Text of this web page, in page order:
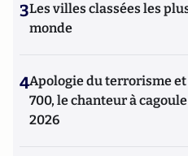
3Les villes classées les
monde
4Apologie du terrorisme
700, le chanteur à
2026